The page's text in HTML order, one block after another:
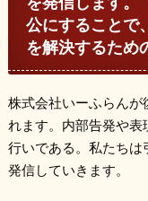
公にすることで
を解決するため
株式会社いーふらんが
れます。内部告発や表
行いである。私たちは
発信していきます。